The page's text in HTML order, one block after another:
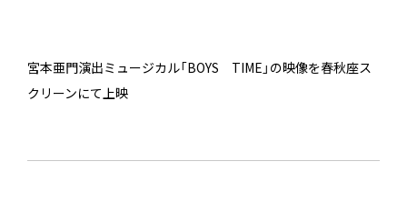
宮本亜門演出ミュージカル「BOYS TIME」の映像を春秋座ス
クリーンにて上映